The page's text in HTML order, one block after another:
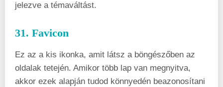
jelezve a témaváltást.
31. Favicon
Ez az a kis ikonka, amit látsz a böngészőben az
oldalak tetején. Amikor több lap van megnyitva,
akkor ezek alapján tudod könnyedén beazonosítani